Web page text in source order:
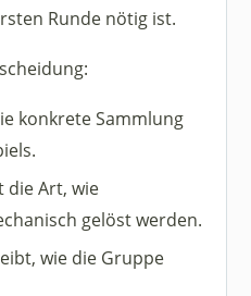
Runde nötig ist.
konkrete Sammlung
die Art, wie
gelöst werden.
wie die Gruppe